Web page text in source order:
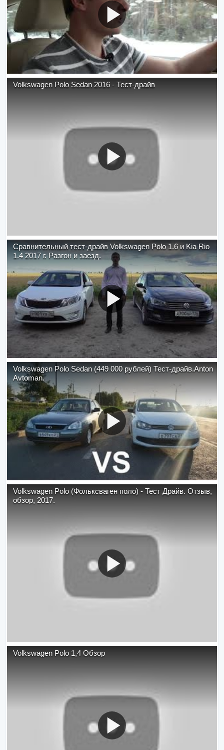
Volkswagen Polo Sedan 2016 - Тест-драйв
Сравнительный тест-драйв Volkswagen Polo 1.6 и Kia Rio
1.4 2017 г. Разгон и заезд.
Volkswagen Polo Sedan (449 000 рублей) Тест-драйв.Anton
Avtoman.
Volkswagen Polo (Фольксваген поло) - Тест Драйв. Отзыв,
обзор, 2017.
Volkswagen Polo 1,4 Обзор